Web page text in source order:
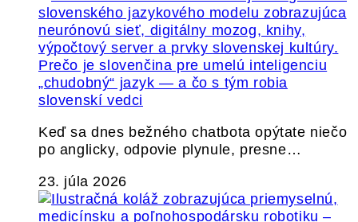
Prečo je slovenčina pre umelú inteligenciu
„chudobný“ jazyk — a čo s tým robia
slovenskí vedci
Keď sa dnes bežného chatbota opýtate niečo
po anglicky, odpovie plynule, presne…
23. júla 2026